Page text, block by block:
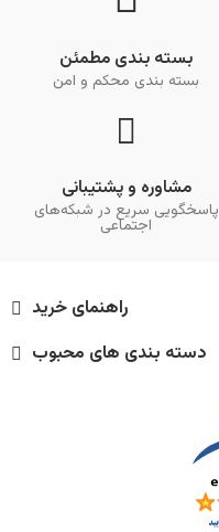
بسته بندی مطمئن
بسته بندی محکم و امن
مشاوره و پشتیبانی
پاسخگویی سریع در شبکه‌های
اجتماعی
راهنمای خرید
دسته بندی های محبوب